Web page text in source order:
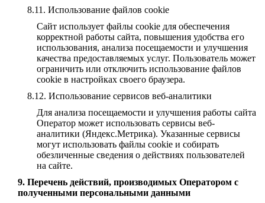
Использование файлов cookie
Сайт использует файлы cookie для обеспечения
корректной работы сайта, повышения удобства его
использования, анализа посещаемости и улучшения
качества предоставляемых услуг. Пользователь может
ограничить или отключить использование файлов
cookie в настройках своего браузера.
Использование сервисов веб-аналитики
Для анализа посещаемости и улучшения работы сайта
Оператор может использовать сервисы веб-
аналитики (Яндекс.Метрика). Указанные сервисы
могут использовать файлы cookie и собирать
обезличенные сведения о действиях пользователей
на сайте.
Перечень действий, производимых Оператором с
полученными персональными данными